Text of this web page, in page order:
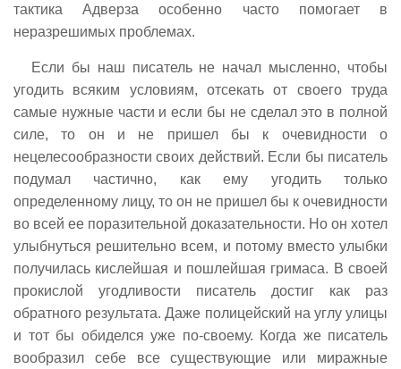
тактика Адверза особенно часто помогает в
неразрешимых проблемах.
Если бы наш писатель не начал мысленно, чтобы
угодить всяким условиям, отсекать от своего труда
самые нужные части и если бы не сделал это в полной
силе, то он и не пришел бы к очевидности о
нецелесообразности своих действий. Если бы писатель
подумал частично, как ему угодить только
определенному лицу, то он не пришел бы к очевидности
во всей ее поразительной доказательности. Но он хотел
улыбнуться решительно всем, и потому вместо улыбки
получилась кислейшая и пошлейшая гримаса. В своей
прокислой угодливости писатель достиг как раз
обратного результата. Даже полицейский на углу улицы
и тот бы обиделся уже по-своему. Когда же писатель
вообразил себе все существующие или миражные